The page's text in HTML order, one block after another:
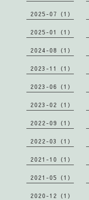
2025-07（1）
2025-01（1）
2024-08（1）
2023-11（1）
2023-06（1）
2023-02（1）
2022-09（1）
2022-03（1）
2021-10（1）
2021-05（1）
2020-12（1）